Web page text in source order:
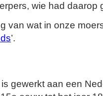
wie had daarop
van wat in onze
’.
gewerkt aan een